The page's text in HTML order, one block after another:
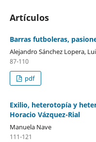
Artículos
Barras futboleras,
Alejandro Sánchez Lopera,
87-110
pdf
Exilio, heterotopía y
Horacio Vázquez-Rial
Manuela Nave
111-121